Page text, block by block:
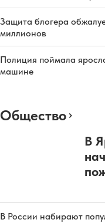
Защита блогера
миллионов
Полиция поймала
машине
Общество
В
В России набирают